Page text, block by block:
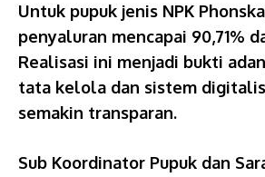
Untuk pupuk jenis NPK
penyaluran mencapai 90,71%
Realisasi ini menjadi bukti
tata kelola dan sistem
semakin transparan.
Sub Koordinator Pupuk dan